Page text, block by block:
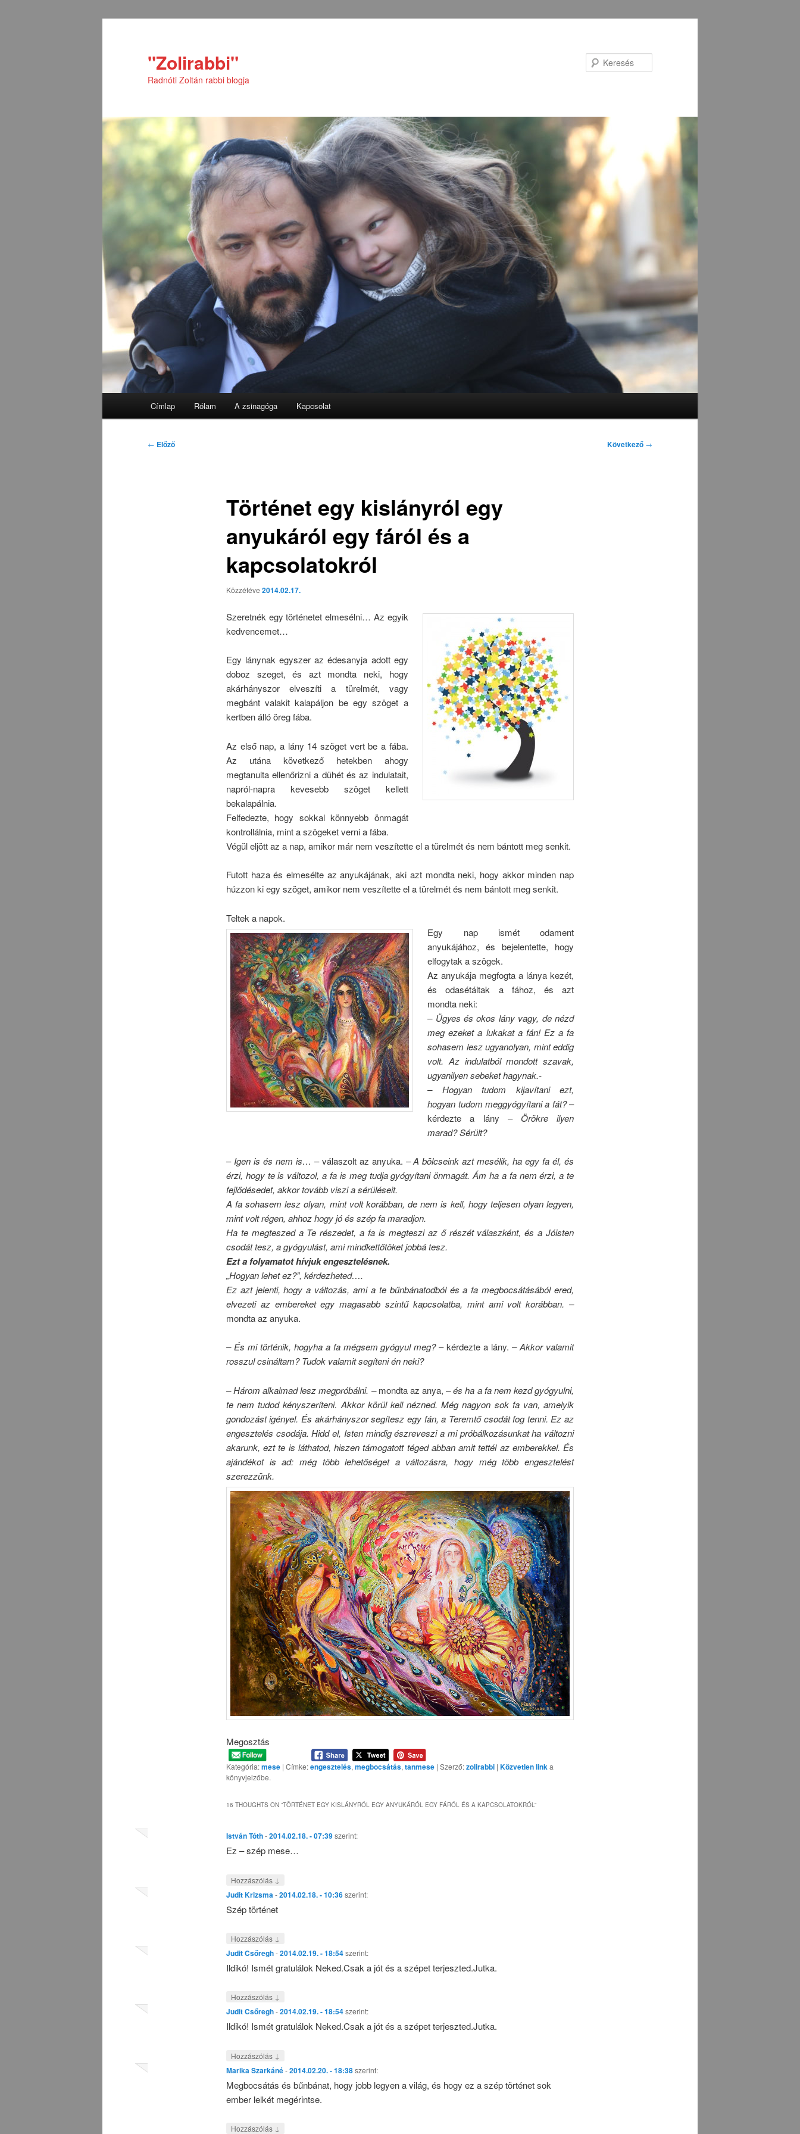
"Zolirabbi"
Radnóti Zoltán rabbi blogja
Címlap Rólam A zsinagóga Kapcsolat
Bejegyzés
← Előző Következő →
Történet egy kislányról egy
anyukáról egy fáról és a
kapcsolatokról
Közzétéve 2014.02.17.
Szeretnék egy történetet elmesélni… Az egyik
kedvencemet…
Egy lánynak egyszer az édesanyja adott egy
doboz szeget, és azt mondta neki, hogy
akárhányszor elveszíti a türelmét, vagy
megbánt valakit kalapáljon be egy szöget a
kertben álló öreg fába.
Az első nap, a lány 14 szöget vert be a fába.
Az utána következő hetekben ahogy
megtanulta ellenőrizni a dühét és az indulatait,
napról-napra kevesebb szöget kellett
bekalapálnia.
Felfedezte, hogy sokkal könnyebb önmagát
kontrollálnia, mint a szögeket verni a fába.
Végül eljött az a nap, amikor már nem veszítette el a türelmét és nem bántott meg senkit.
Futott haza és elmesélte az anyukájának, aki azt mondta neki, hogy akkor minden nap
húzzon ki egy szöget, amikor nem veszítette el a türelmét és nem bántott meg senkit.
Teltek a napok.
Egy nap ismét odament
anyukájához, és bejelentette, hogy
elfogytak a szögek.
Az anyukája megfogta a lánya kezét,
és odasétáltak a fához, és azt
mondta neki:
– Ügyes és okos lány vagy, de nézd
meg ezeket a lukakat a fán! Ez a fa
sohasem lesz ugyanolyan, mint eddig
volt. Az indulatból mondott szavak,
ugyanilyen sebeket hagynak.-
– Hogyan tudom kijavítani ezt,
hogyan tudom meggyógyítani a fát?–
kérdezte a lány – Örökre ilyen
marad? Sérült?
– Igen is és nem is… – válaszolt az anyuka. – A bölcseink azt mesélik, ha egy fa él, és
érzi, hogy te is változol, a fa is meg tudja gyógyítani önmagát. Ám ha a fa nem érzi, a te
fejlődésedet, akkor tovább viszi a sérüléseit.
A fa sohasem lesz olyan, mint volt korábban, de nem is kell, hogy teljesen olyan legyen,
mint volt régen, ahhoz hogy jó és szép fa maradjon.
Ha te megteszed a Te részedet, a fa is megteszi az ő részét válaszként, és a Jóisten
csodát tesz, a gyógyulást, ami mindkettőtöket jobbá tesz.
Ezt a folyamatot hívjuk engesztelésnek.
„Hogyan lehet ez?”, kérdezheted….
Ez azt jelenti, hogy a változás, ami a te bűnbánatodból és a fa megbocsátásából ered,
elvezeti az embereket egy magasabb szintű kapcsolatba, mint ami volt korábban. –
mondta az anyuka.
– És mi történik, hogyha a fa mégsem gyógyul meg?– kérdezte a lány. – Akkor valamit
rosszul csináltam? Tudok valamit segíteni én neki?
– Három alkalmad lesz megpróbálni. –mondta az anya, – és ha a fa nem kezd gyógyulni,
te nem tudod kényszeríteni. Akkor körül kell nézned. Még nagyon sok fa van, amelyik
gondozást igényel. És akárhányszor segítesz egy fán, a Teremtő csodát fog tenni. Ez az
engesztelés csodája. Hidd el, Isten mindig észreveszi a mi próbálkozásunkat ha változni
akarunk, ezt te is láthatod, hiszen támogatott téged abban amit tettél az emberekkel. És
ajándékot is ad: még több lehetőséget a változásra, hogy még több engesztelést
szerezzünk.
Megosztás
Kategória:mese| Címke:engesztelés, megbocsátás, tanmese| Szerző:zolirabbi| Közvetlen linka
könyvjelzőbe.
16 THOUGHTS ON “TÖRTÉNET EGY KISLÁNYRÓL EGY ANYUKÁRÓL EGY FÁRÓL ÉS A KAPCSOLATOKRÓL”
István Tóth-2014.02.18. - 07:39szerint:
Ez – szép mese…
Hozzászólás ↓
Judit Krizsma -2014.02.18. - 10:36szerint:
Szép történet
Hozzászólás ↓
Judit Csőregh-2014.02.19. - 18:54szerint:
Ildikó! Ismét gratulálok Neked.Csak a jót és a szépet terjeszted.Jutka.
Hozzászólás ↓
Judit Csőregh-2014.02.19. - 18:54szerint:
Ildikó! Ismét gratulálok Neked.Csak a jót és a szépet terjeszted.Jutka.
Hozzászólás ↓
Marika Szarkáné-2014.02.20. - 18:38szerint:
Megbocsátás és bűnbánat, hogy jobb legyen a világ, és hogy ez a szép történet sok
ember lelkét megérintse.
Hozzászólás ↓